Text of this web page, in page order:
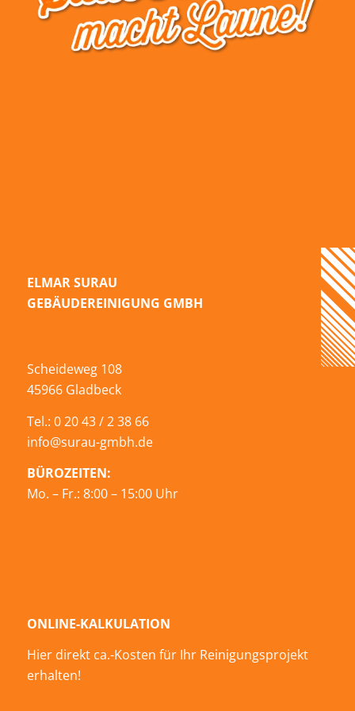
ELMAR SURAU
GEBÄUDEREINIGUNG GMBH
Scheideweg 108
45966 Gladbeck
Tel.: 0 20 43 / 2 38 66
info@surau-gmbh.de
BÜROZEITEN:
Mo. – Fr.: 8:00 – 15:00 Uhr
ONLINE-KALKULATION
Hier direkt ca.-Kosten für Ihr Reinigungsprojekt
erhalten!